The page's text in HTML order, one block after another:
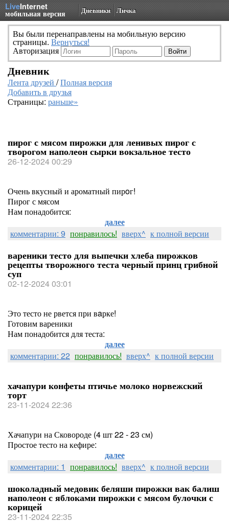
LiveInternet
мобильная версия Дневники Личка
Вы были перенаправлены на мобильную версию
страницы. Вернуться!
Авторизация
Дневник
Лента друзей /Полная версия
Добавить в друзья
Страницы: раньше»
пирог с мясом пирожки для ленивых пирог с
творогом наполеон сырки вокзальное тесто
26-12-2024 00:29
Очень вкусный и ароматный пирoг!
Пирог с мясом
Нам понадобится:
далее
комментарии: 9 понравилось! вверх^ к полной версии
вареники тесто для выпечки хлеба пирожков
рецепты творожного теста черный принц грибной
суп
02-12-2024 03:01
Это тесто не рвется при вaрке!
Готовим вареники
Нам понадобится для теста:
далее
комментарии: 22 понравилось! вверх^ к полной версии
хачапури конфеты птичье молоко норвежский
торт
23-11-2024 22:36
Хачапури на Сковороде (4 шт 22 - 23 см)
Простое тесто на кефире:
далее
комментарии: 1 понравилось! вверх^ к полной версии
шоколадный медовик беляши пирожки вак балиш
наполеон с яблоками пирожки с мясом булочки с
корицей
23-11-2024 22:35